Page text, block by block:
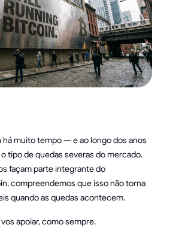
há muito tempo — e ao longo dos anos
tipo de quedas severas do mercado.
façam parte integrante do
compreendemos que isso não torna
quando as quedas acontecem.
apoiar, como sempre.